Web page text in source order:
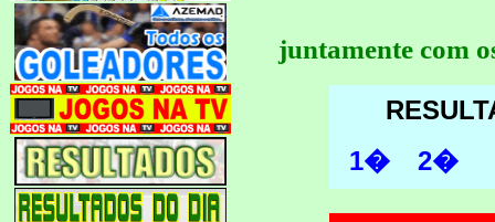
juntamente com
1�
2�